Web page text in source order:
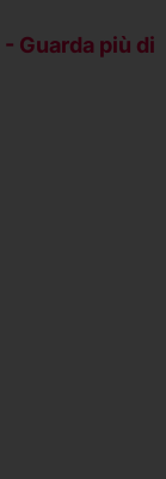
Guarda più di